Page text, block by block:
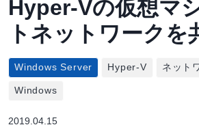
Hyper-Vの仮想マ
トネットワークを
Windows Server Hyper-V ネット
Windows
2019.04.15